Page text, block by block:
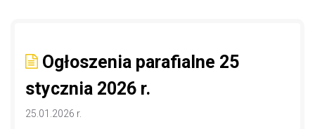
Ogłoszenia parafialne 25
stycznia 2026 r.
25.01.2026 r.